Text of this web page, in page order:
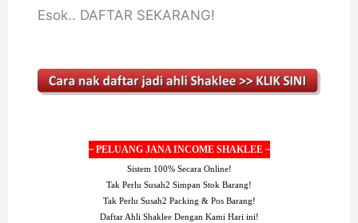
Esok.. DAFTAR SEKARANG!
~ PELUANG JANA INCOME SHAKLEE ~
Sistem 100% Secara Online!
Tak Perlu Susah2 Simpan Stok Barang!
Tak Perlu Susah2 Packing & Pos Barang!
Daftar Ahli Shaklee Dengan Kami Hari ini!